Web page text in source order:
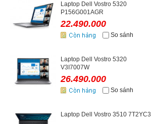
Laptop Dell Vostro 5320
P156G001AGR
22.490.000
So sánh
Laptop Dell Vostro 5320
V3I7007W
26.490.000
So sánh
Laptop Dell Vostro 3510 7T2YC3